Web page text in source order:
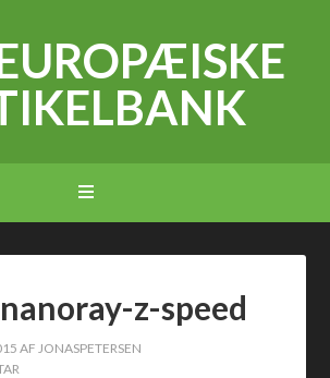
z-speed
AFJONASPETERSEN